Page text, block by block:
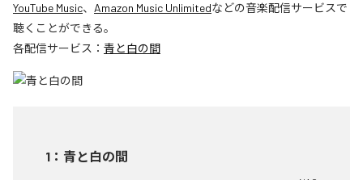
YouTube Music、 Amazon Music Unlimitedなどの音楽配信サービスで
聴くことができる。
各配信サービス： 青と白の間
1 ： 青と白の間